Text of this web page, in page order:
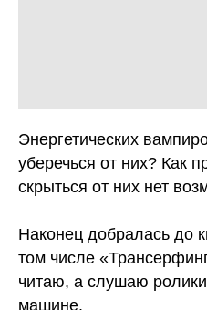
Энергетических
уберечься от них? Как
скрыться от них нет
Наконец добралась до
том числе
читаю, а слушаю
машине.